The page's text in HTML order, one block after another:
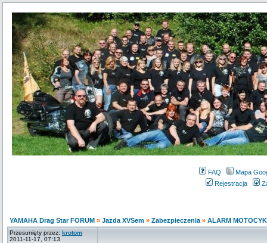
FAQ
Mapa
Rejestracja
YAMAHA Drag Star FORUM » Jazda XVSem » Zabezpieczenia » ALARM
Przesunięty przez: krotom
2011-11-17, 07:13